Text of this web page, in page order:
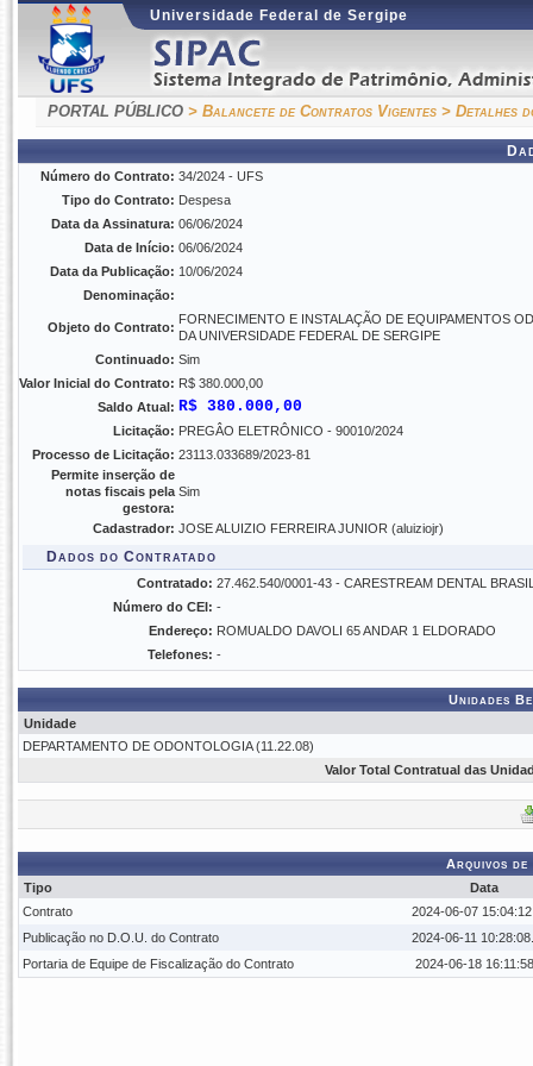
Universidade Federal de Sergipe
PORTAL PÚBLICO > Balancete de Contratos Vigentes > Detalhes
Número do Contrato: 34/2024 - UFS
Tipo do Contrato: Despesa
Data da Assinatura: 06/06/2024
Data de Início: 06/06/2024
Data da Publicação: 10/06/2024
Denominação:
Objeto do Contrato:
FORNECIMENTO E INSTALAÇÃO DE EQUIPAMENTOS
DA UNIVERSIDADE FEDERAL DE SERGIPE
Continuado: Sim
Valor Inicial do Contrato: R$ 380.000,00
Saldo Atual: R$ 380.000,00
Licitação: PREGÂO ELETRÔNICO - 90010/2024
Processo de Licitação: 23113.033689/2023-81
Permite inserção de
notas fiscais pela
gestora:
Sim
Cadastrador: JOSE ALUIZIO FERREIRA JUNIOR (aluiziojr)
Dados do Contratado
Contratado: 27.462.540/0001-43 - CARESTREAM DENTAL
Número do CEI: -
Endereço: ROMUALDO DAVOLI 65 ANDAR 1 ELDORADO
Telefones: -
Unidades
Unidade
DEPARTAMENTO DE ODONTOLOGIA (11.22.08)
Valor Total Contratual das
Arquivos
Tipo
Data
Contrato
2024-06-07
Publicação no D.O.U. do Contrato
2024-06-11
Portaria de Equipe de Fiscalização do Contrato
2024-06-18